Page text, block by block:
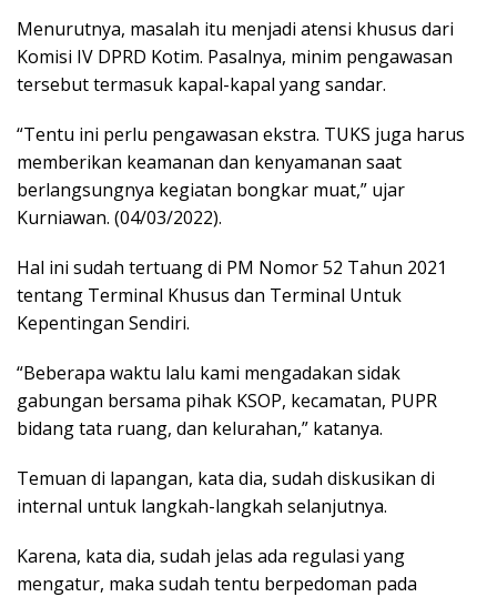
Menurutnya, masalah itu menjadi atensi khusus dari
Komisi IV DPRD Kotim. Pasalnya, minim pengawasan
tersebut termasuk kapal-kapal yang sandar.
“Tentu ini perlu pengawasan ekstra. TUKS juga harus
memberikan keamanan dan kenyamanan saat
berlangsungnya kegiatan bongkar muat,” ujar
Kurniawan. (04/03/2022).
Hal ini sudah tertuang di PM Nomor 52 Tahun 2021
tentang Terminal Khusus dan Terminal Untuk
Kepentingan Sendiri.
“Beberapa waktu lalu kami mengadakan sidak
gabungan bersama pihak KSOP, kecamatan, PUPR
bidang tata ruang, dan kelurahan,” katanya.
Temuan di lapangan, kata dia, sudah diskusikan di
internal untuk langkah-langkah selanjutnya.
Karena, kata dia, sudah jelas ada regulasi yang
mengatur, maka sudah tentu berpedoman pada